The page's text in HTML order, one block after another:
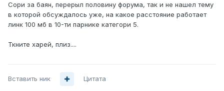
Сори за баян, перерыл половину форума, так и не нашел тему
в которой обсуждалось уже, на какое расстояние работает
линк 100 мб в 10-ти парнике категори 5.
Ткните харей, плиз....
Вставить ник Цитата